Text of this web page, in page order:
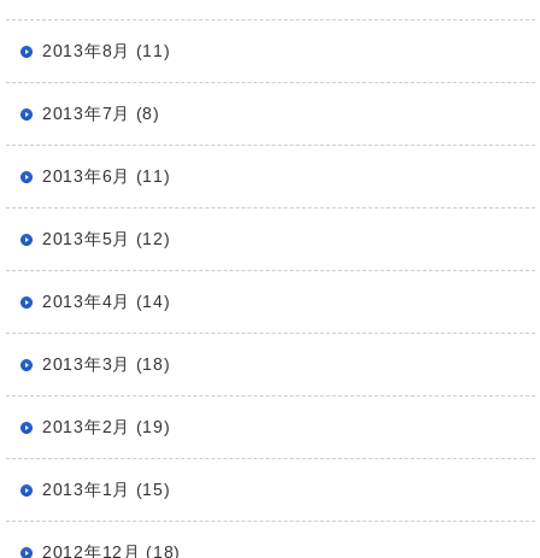
2013年8月 (11)
2013年7月 (8)
2013年6月 (11)
2013年5月 (12)
2013年4月 (14)
2013年3月 (18)
2013年2月 (19)
2013年1月 (15)
2012年12月 (18)